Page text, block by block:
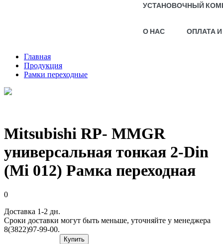
УСТАНОВОЧНЫЙ
О НАС ОПЛАТА
Главная
Продукция
Рамки переходные
Mitsubishi RP- MMGR
универсальная тонкая 2-Din
(Mi 012) Рамка переходная
0
Доставка 1-2 дн.
Сроки доставки могут быть меньше, уточняйте у менеджера
8(3822)97-99-00.
Купить